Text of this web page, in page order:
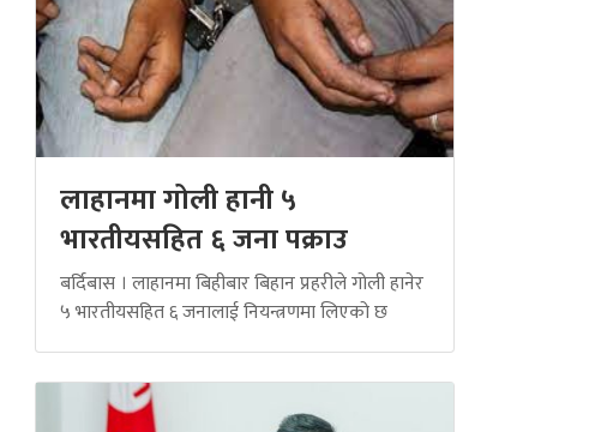
लाहानमा गोली हानी ५
भारतीयसहित ६ जना पक्राउ
बर्दिबास । लाहानमा बिहीबार बिहान प्रहरीले गोली हानेर
५ भारतीयसहित ६ जनालाई नियन्त्रणमा लिएको छ